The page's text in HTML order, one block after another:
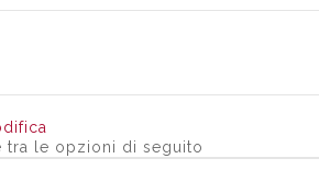
tra le opzioni di seguito